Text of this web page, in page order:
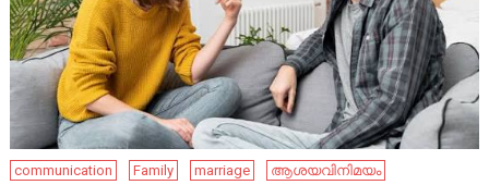
communication Family marriage
ആശയവിനിമയം